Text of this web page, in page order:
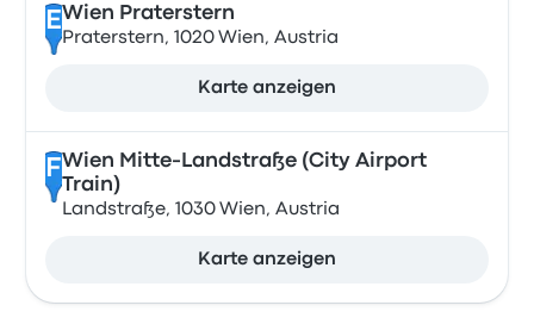
EWien Praterstern
Praterstern, 1020 Wien, Austria
Karte anzeigen
F Wien Mitte-Landstraße (City Airport
Train)
Landstraße, 1030 Wien, Austria
Karte anzeigen